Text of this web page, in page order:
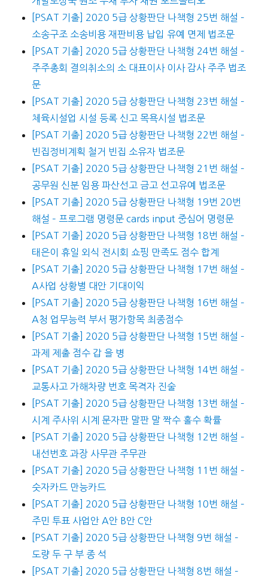
[PSAT 기출] 2020 5급 상황판단 나책형 25번 해설 –
소송구조 소송비용 재판비용 납입 유예 면제 법조문
[PSAT 기출] 2020 5급 상황판단 나책형 24번 해설 –
주주총회 결의취소의 소 대표이사 이사 감사 주주 법조
문
[PSAT 기출] 2020 5급 상황판단 나책형 23번 해설 –
체육시설업 시설 등록 신고 목욕시설 법조문
[PSAT 기출] 2020 5급 상황판단 나책형 22번 해설 –
빈집정비계획 철거 빈집 소유자 법조문
[PSAT 기출] 2020 5급 상황판단 나책형 21번 해설 –
공무원 신분 임용 파산선고 금고 선고유예 법조문
[PSAT 기출] 2020 5급 상황판단 나책형 19번 20번
해설 – 프로그램 명령문 cards input 중심어 명령문
[PSAT 기출] 2020 5급 상황판단 나책형 18번 해설 –
태은이 휴일 외식 전시회 쇼핑 만족도 점수 합계
[PSAT 기출] 2020 5급 상황판단 나책형 17번 해설 –
A사업 상황별 대안 기대이익
[PSAT 기출] 2020 5급 상황판단 나책형 16번 해설 –
A청 업무능력 부서 평가항목 최종점수
[PSAT 기출] 2020 5급 상황판단 나책형 15번 해설 –
과제 제출 점수 갑 을 병
[PSAT 기출] 2020 5급 상황판단 나책형 14번 해설 –
교통사고 가해차량 번호 목격자 진술
[PSAT 기출] 2020 5급 상황판단 나책형 13번 해설 –
시계 주사위 시계 문자판 말판 말 짝수 홀수 확률
[PSAT 기출] 2020 5급 상황판단 나책형 12번 해설 –
내선번호 과장 사무관 주무관
[PSAT 기출] 2020 5급 상황판단 나책형 11번 해설 –
숫자카드 만능카드
[PSAT 기출] 2020 5급 상황판단 나책형 10번 해설 –
주민 투표 사업안 A안 B안 C안
[PSAT 기출] 2020 5급 상황판단 나책형 9번 해설 –
도량 두 구 부 종 석
[PSAT 기출] 2020 5급 상황판단 나책형 8번 해설 –